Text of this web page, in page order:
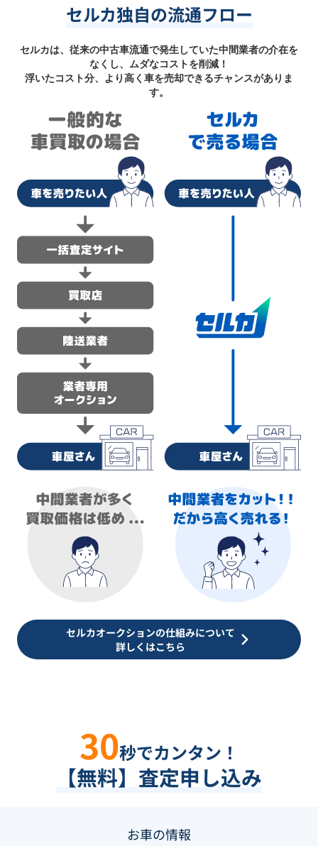
セルカ独自の流通フロー
セルカは、従来の中古車流通で発生していた中間業者の介在を
なくし、ムダなコストを削減！
浮いたコスト分、より高く車を売却できるチャンスがありま
す。
セルカオークションの仕組みについて
詳しくはこちら
30秒でカンタン！
【無料】査定申し込み
お車の情報